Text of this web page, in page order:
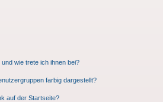
wie trete ich ihnen bei?
farbig dargestellt?
auf der Startseite?